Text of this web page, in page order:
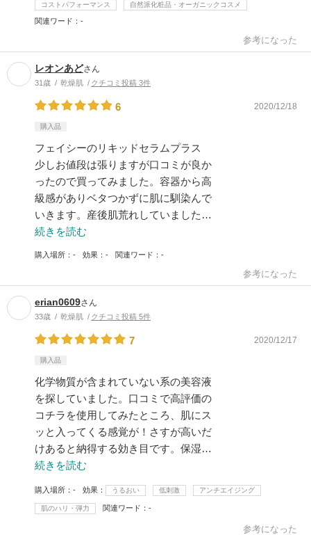
コストパフォーマンス 自然派化粧品・オーガニックコスメ
関連ワード -
参考になった
レオンあどさん
31歳 乾燥肌 クチコミ投稿 3件
6 2020/12/18
購入品
フェイシーのリキッドセラムプラス
少しお値段は張りますが口コミが良か
ったので買ってみました。容器から高
級感がありベタつかずに肌に馴染んで
いきます。産後肌荒れしていました…
続きを読む
購入場所 - 効果 - 関連ワード -
参考になった
erian0609さん
33歳 乾燥肌 クチコミ投稿 5件
7 2020/12/17
購入品
化学物質が含まれていない系の美容液
を探していました。口コミで高評価の
コチラを使用してみたところ、肌にス
ッと入ってくる感覚が！さすが高いだ
けあると納得する効き目です。保湿…
続きを読む
購入場所 - 効果 うるおい 低刺激 アンチエイジング
肌のハリ・弾力 関連ワード -
参考になった